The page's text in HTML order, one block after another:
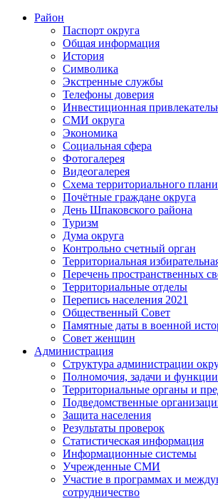
Район
Паспорт округа
Общая информация
История
Символика
Экстренные службы
Телефоны доверия
Инвестиционная
СМИ округа
Экономика
Социальная сфера
Фотогалерея
Видеогалерея
Схема территориального
Почётные граждане округа
День Шпаковского района
Туризм
Дума округа
Контрольно счетный орган
Территориальная
Перечень пространственных
Территориальные отделы
Перепись населения 2021
Общественный Совет
Памятные даты в военной
Совет женщин
Администрация
Структура администрации
Полномочия, задачи и функции
Территориальные органы и
Подведомственные
Защита населения
Результаты проверок
Статистическая информация
Информационные системы
Учрежденные СМИ
Участие в программах и
сотрудничество